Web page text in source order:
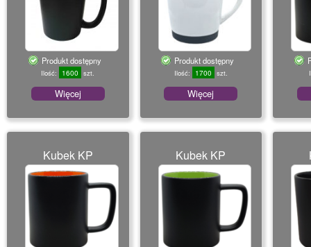
Produkt dostępny
Ilość: 1600 szt.
Więcej
Produkt dostępny
Ilość: 1700 szt.
Więcej
Kubek KP Kubek KP